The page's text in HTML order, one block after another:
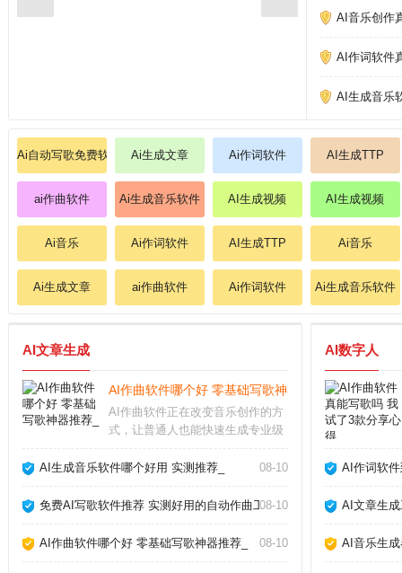
AI音乐创作
AI作词软件
AI生成音乐
Ai自动写歌免费软件 Ai生成文章 Ai作词软件 AI生成TTP
ai作曲软件 Ai生成音乐软件 AI生成视频 AI生成视频
Ai音乐 Ai作词软件 AI生成TTP Ai音乐
Ai生成文章 ai作曲软件 Ai作词软件 Ai生成音乐软件
AI文章生成
AI作曲软件哪个好 零基础写歌神器推荐_
AI作曲软件正在改变音乐创作的方
式，让普通人也能快速生成专业级
还是资深制作人，这类工具都能帮
用大多数AI作曲软件操作非常简
AI生成音乐软件哪个好用 实测推荐_ 08-10
免费AI写歌软件推荐 实测好用的自动作曲工具_
08-10
AI作曲软件哪个好 零基础写歌神器推荐_ 08-10
AI数字人
AI作词软
AI文章生
AI音乐生